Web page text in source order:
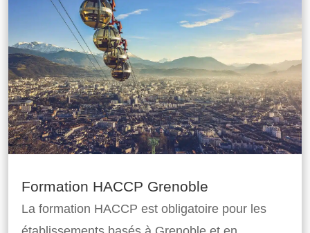
Formation HACCP Grenoble
La formation HACCP est obligatoire pour les